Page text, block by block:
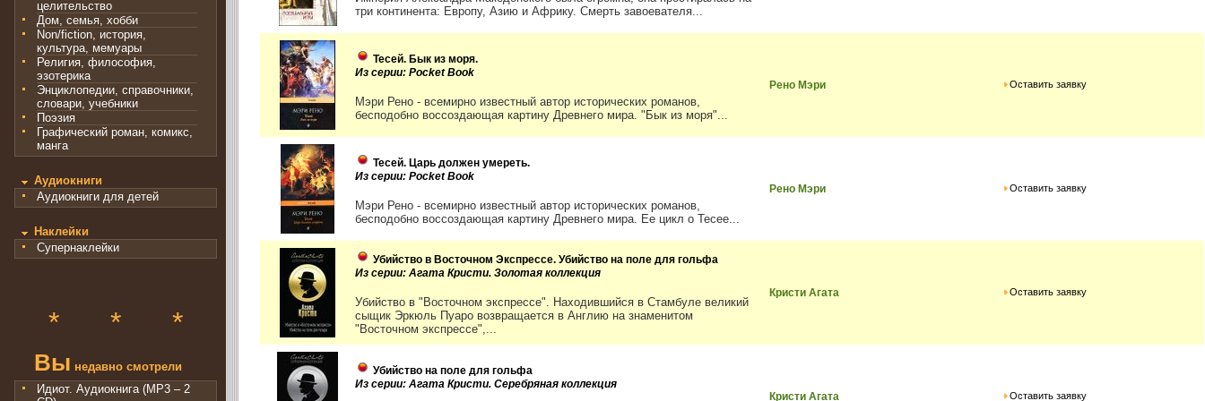
целительство
Дом, семья, хобби
Non/fiction, история,
культура, мемуары
Религия, философия,
эзотерика
Энциклопедии, справочники,
словари, учебники
Поэзия
Графический роман, комикс,
манга
Аудиокниги
Аудиокниги для детей
Наклейки
Супернаклейки
* * *
Вы недавно смотрели
Идиот. Аудиокнига (MP3 – 2
три континента: Европу, Азию и Африку. Смерть завоевателя...
Тесей. Бык из моря.
Из серии: Pocket Book
Мэри Рено - всемирно известный автор исторических романов,
бесподобно воссоздающая картину Древнего мира. "Бык из моря"...
Рено Мэри Оставить заявку
Тесей. Царь должен умереть.
Из серии: Pocket Book
Мэри Рено - всемирно известный автор исторических романов,
бесподобно воссоздающая картину Древнего мира. Ее цикл о Тесее...
Рено Мэри Оставить заявку
Убийство в Восточном Экспрессе. Убийство на поле для гольфа
Из серии: Агата Кристи. Золотая коллекция
Убийство в "Восточном экспрессе". Находившийся в Стамбуле великий
сыщик Эркюль Пуаро возвращается в Англию на знаменитом
"Восточном экспрессе",...
Кристи Агата Оставить заявку
Убийство на поле для гольфа
Из серии: Агата Кристи. Серебряная коллекция
Кристи Агата Оставить заявку